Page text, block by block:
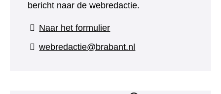
bericht naar de webredactie.
Naar het formulier(verwijst
naar
webredactie@brabant.nl